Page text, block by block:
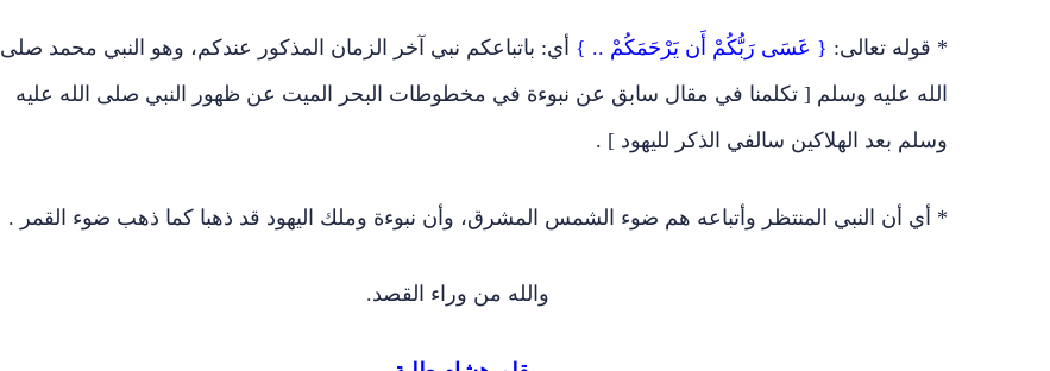
* قوله تعالى: { عَسَى رَبُّكُمْ أَن يَرْحَمَكُمْ .. } أي: باتباعكم نبي آخر الزمان المذكور عندكم، وهو النبي محمد صلى
الله عليه وسلم [ تكلمنا في مقال سابق عن نبوءة في مخطوطات البحر الميت عن ظهور النبي صلى الله عليه
وسلم بعد الهلاكين سالفي الذكر لليهود ] .
* أي أن النبي المنتظر وأتباعه هم ضوء الشمس المشرق، وأن نبوءة وملك اليهود قد ذهبا كما ذهب ضوء القمر .
والله من وراء القصد.